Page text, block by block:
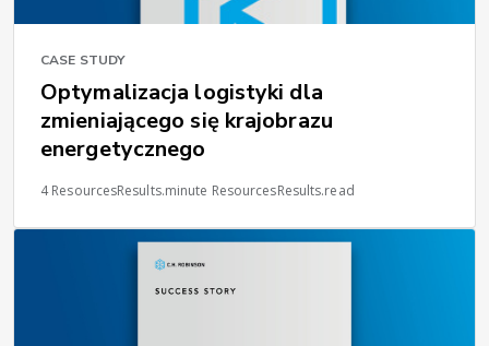
CASE STUDY
Optymalizacja logistyki dla
zmieniającego się krajobrazu
energetycznego
4 ResourcesResults.minute ResourcesResults.read